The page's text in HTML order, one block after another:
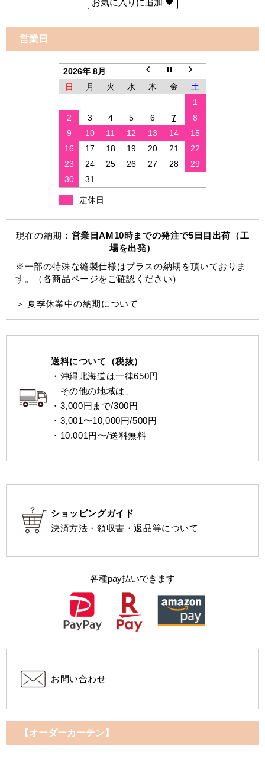
お気に入りに追加
営業日
2026年 8月
日
月 火 水 木 金
土
1
2
3 4 5 6 7
8
9
10 11 12 13 14
15
16
17 18 19 20 21
22
23
24 25 26 27 28
29
30
31
定休日
現在の納期： 営業日AM10時までの発注で5日目出荷（工
場を出発）
※一部の特殊な縫製仕様はプラスの納期を頂いておりま
す。（各商品ページをご確認ください）
＞ 夏季休業中の納期について
送料について（税抜）
・沖縄北海道は一律650円
その他の地域は、
・3,000円まで/300円
・3,001〜10,000円/500円
・10.001円〜/送料無料
ショッピングガイド
決済方法・領収書・返品等について
各種pay払いできます
お問い合わせ
【オーダーカーテン】